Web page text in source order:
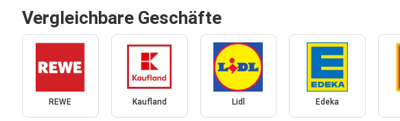
Vergleichbare Geschäfte
REWE Kaufland Lidl Edeka